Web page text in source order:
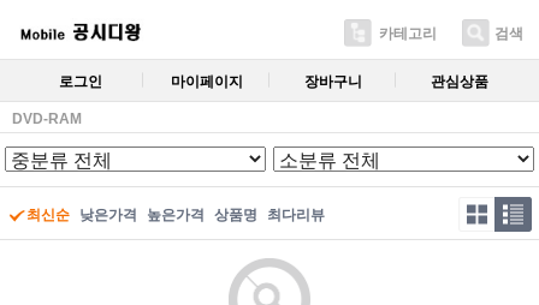
카테고리 검색
로그인 마이페이지 장바구니 관심상품
DVD-RAM
최신순 낮은가격 높은가격 상품명 최다리뷰